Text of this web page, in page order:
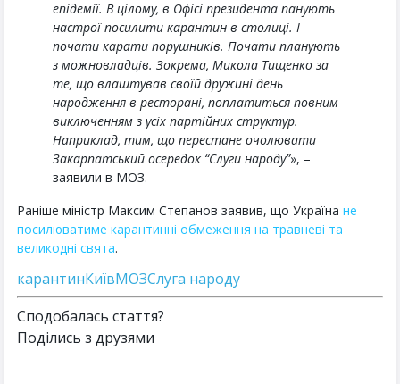
епідемії. В цілому, в Офісі президента панують
настрої посилити карантин в столиці. І
почати карати порушників. Почати планують
з можновладців. Зокрема, Микола Тищенко за
те, що влаштував своїй дружині день
народження в ресторані, поплатиться повним
виключенням з усіх партійних структур.
Наприклад, тим, що перестане очолювати
Закарпатський осередок “Слуги народу”», –
заявили в МОЗ.
Раніше міністр Максим Степанов заявив, що Україна не
посилюватиме карантинні обмеження на травневі та
великодні свята.
карантинКиївМОЗСлуга народу
Сподобалась стаття?
Поділись з друзями